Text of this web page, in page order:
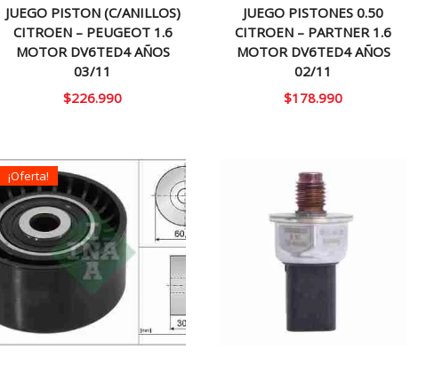
JUEGO PISTON (C/ANILLOS)
CITROEN – PEUGEOT 1.6
MOTOR DV6TED4 AÑOS
03/11
$226.990
JUEGO PISTONES 0.50
CITROEN – PARTNER 1.6
MOTOR DV6TED4 AÑOS
02/11
$178.990
¡Oferta!